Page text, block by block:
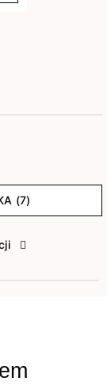
(7)